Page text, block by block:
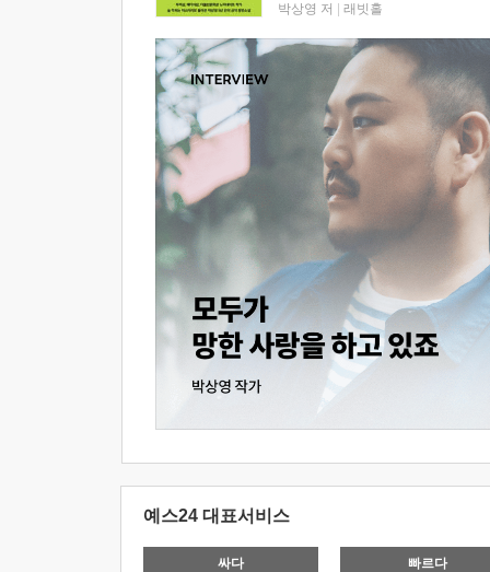
박상영 저 래빗홀
예스24 대표서비스
싸다 빠르다